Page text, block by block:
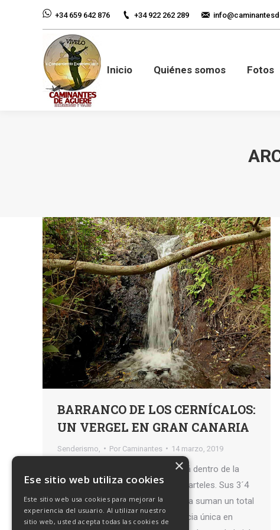
+34 659 642 876 +34 922 262 289
Inicio Quiénes somos Fotos
BARRANCO DE LOS CERNÍCALOS:
UN VERGEL EN GRAN CANARIA
Senderismo, Por Caminantes 14 marzo, 2019
El Barranco de los Cernícalos está dentro de la
Reserva Natural Especial de los Marteles. Sus 3´4
kilómetros de sendero (ida y vuelta suman un total
de 6,8 km.) suponen una experiencia única en
Ese sitio web utiliza cookies
Este sitio web usa cookies para mejorar la
experiencia del usuario. Al utilizar nuestro
sitio web, usted acepta todas las cookies de
×